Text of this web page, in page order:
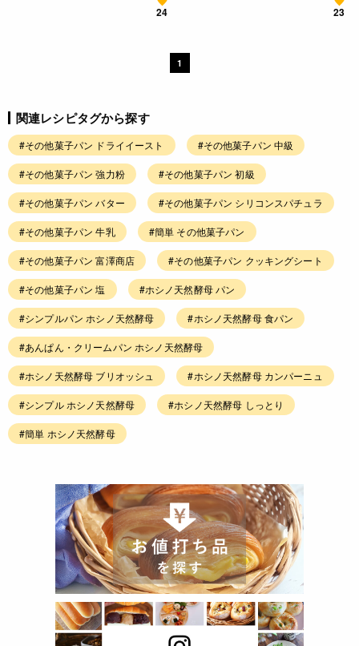
24 23
1
関連レシピタグから探す
#その他菓子パン ドライイースト #その他菓子パン 中級
#その他菓子パン 強力粉 #その他菓子パン 初級
#その他菓子パン バター #その他菓子パン シリコンスパチュラ
#その他菓子パン 牛乳 #簡単 その他菓子パン
#その他菓子パン 富澤商店 #その他菓子パン クッキングシート
#その他菓子パン 塩 #ホシノ天然酵母 パン
#シンプルパン ホシノ天然酵母 #ホシノ天然酵母 食パン
#あんぱん・クリームパン ホシノ天然酵母
#ホシノ天然酵母 ブリオッシュ #ホシノ天然酵母 カンパーニュ
#シンプル ホシノ天然酵母 #ホシノ天然酵母 しっとり
#簡単 ホシノ天然酵母